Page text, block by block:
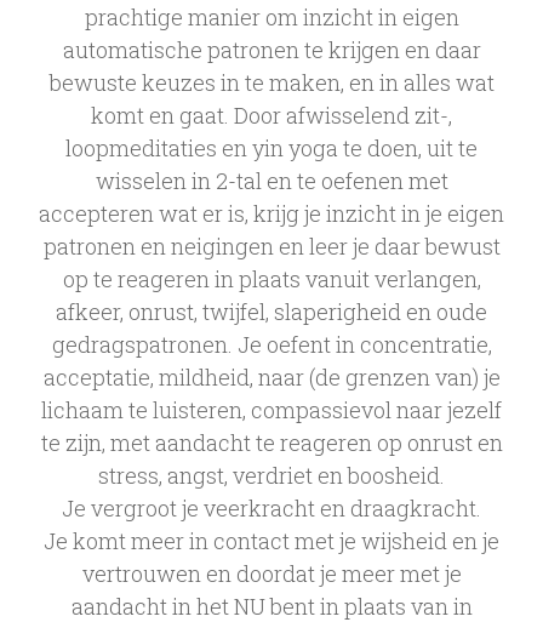
prachtige manier om inzicht in eigen
automatische patronen te krijgen en daar
bewuste keuzes in te maken, en in alles wat
komt en gaat. Door afwisselend zit-,
loopmeditaties en yin yoga te doen, uit te
wisselen in 2-tal en te oefenen met
accepteren wat er is, krijg je inzicht in je eigen
patronen en neigingen en leer je daar bewust
op te reageren in plaats vanuit verlangen,
afkeer, onrust, twijfel, slaperigheid en oude
gedragspatronen. Je oefent in concentratie,
acceptatie, mildheid, naar (de grenzen van) je
lichaam te luisteren, compassievol naar jezelf
te zijn, met aandacht te reageren op onrust en
stress, angst, verdriet en boosheid.
Je vergroot je veerkracht en draagkracht.
Je komt meer in contact met je wijsheid en je
vertrouwen en doordat je meer met je
aandacht in het NU bent in plaats van in